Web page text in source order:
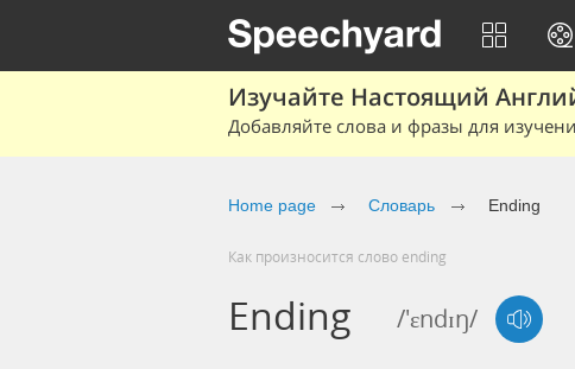
Изучайте Настоящий
Добавляйте слова и фразы для
Home page Словарь Ending
Как произносится слово ending
Ending /'ɛndɪŋ/